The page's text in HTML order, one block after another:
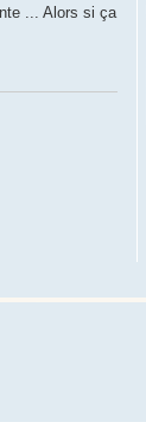
... Alors si ça